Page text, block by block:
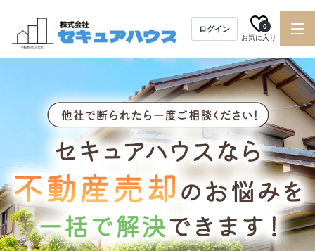
ログイン
お気に入り
0